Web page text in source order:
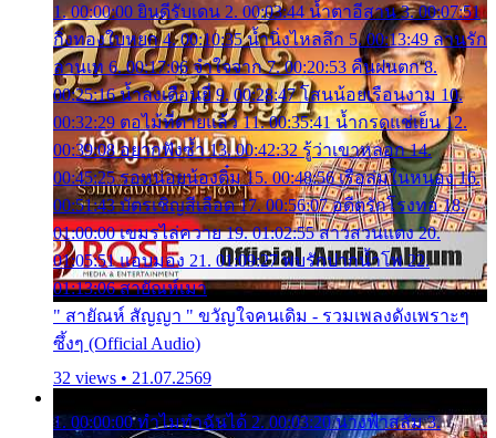
1. 00:00:00 ยินดีรับเดน 2. 00:03:44 น้ำตาอีสาน 3. 00:07:51
กิ่งทองใบหยก 4. 00:10:35 น้ำนิ่งไหลลึก 5. 00:13:49 ลานรัก
ลานเท 6. 00:17:06 จำใจจาก 7. 00:20:53 คืนฝนตก 8.
00:25:16 น้ำลงเดือนยี่ 9. 00:28:47 โสนน้อยเรือนงาม 10.
00:32:29 ตอไม้ที่ตายแล้ว 11. 00:35:41 น้ำกรดแช่เย็น 12.
00:39:08 อยากฟังซ้ำ 13. 00:42:32 รู้ว่าเขาหลอก 14.
00:45:25 รอหน่อยน้องติ๋ม 15. 00:48:56 เรือล่มในหนอง 16.
00:51:43 บัตรเชิญสีเลือด 17. 00:56:07 อดีตรักโรงทอ 18.
01:00:00 เขมรไล่ควาย 19. 01:02:55 สาวสวนแตง 20.
01:05:51 แอบมอง 21. 01:09:27 พบรักปากน้ำโพ 22.
01:13:06 สายัณห์เมา
" สายัณห์ สัญญา " ขวัญใจคนเดิม - รวมเพลงดังเพราะๆ
ซึ้งๆ (Official Audio)
32 views • 21.07.2569
1. 00:00:00 ทำไมทำฉันได้ 2. 00:03:20 นางฟ้าสลัม 3.